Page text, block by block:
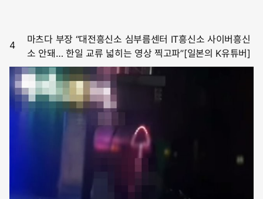
4
마츠다 부장 “대전흥신소 심부름센터 IT흥신소 사이버흥신
소 안돼… 한일 교류 넓히는 영상 찍고파”[일본의 K유튜버]